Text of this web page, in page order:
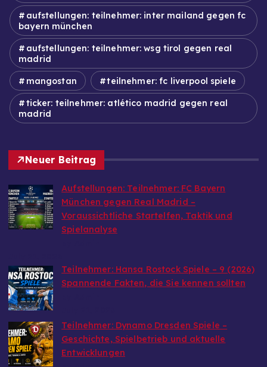
aufstellungen: teilnehmer: inter mailand gegen fc
bayern münchen
aufstellungen: teilnehmer: wsg tirol gegen real
madrid
mangostan teilnehmer: fc liverpool spiele
ticker: teilnehmer: atlético madrid gegen real
madrid
Neuer Beitrag
Aufstellungen: Teilnehmer: FC Bayern
München gegen Real Madrid –
Voraussichtliche Startelfen, Taktik und
Spielanalyse
Teilnehmer: Hansa Rostock Spiele – 9 (2026)
Spannende Fakten, die Sie kennen sollten
Teilnehmer: Dynamo Dresden Spiele –
Geschichte, Spielbetrieb und aktuelle
Entwicklungen